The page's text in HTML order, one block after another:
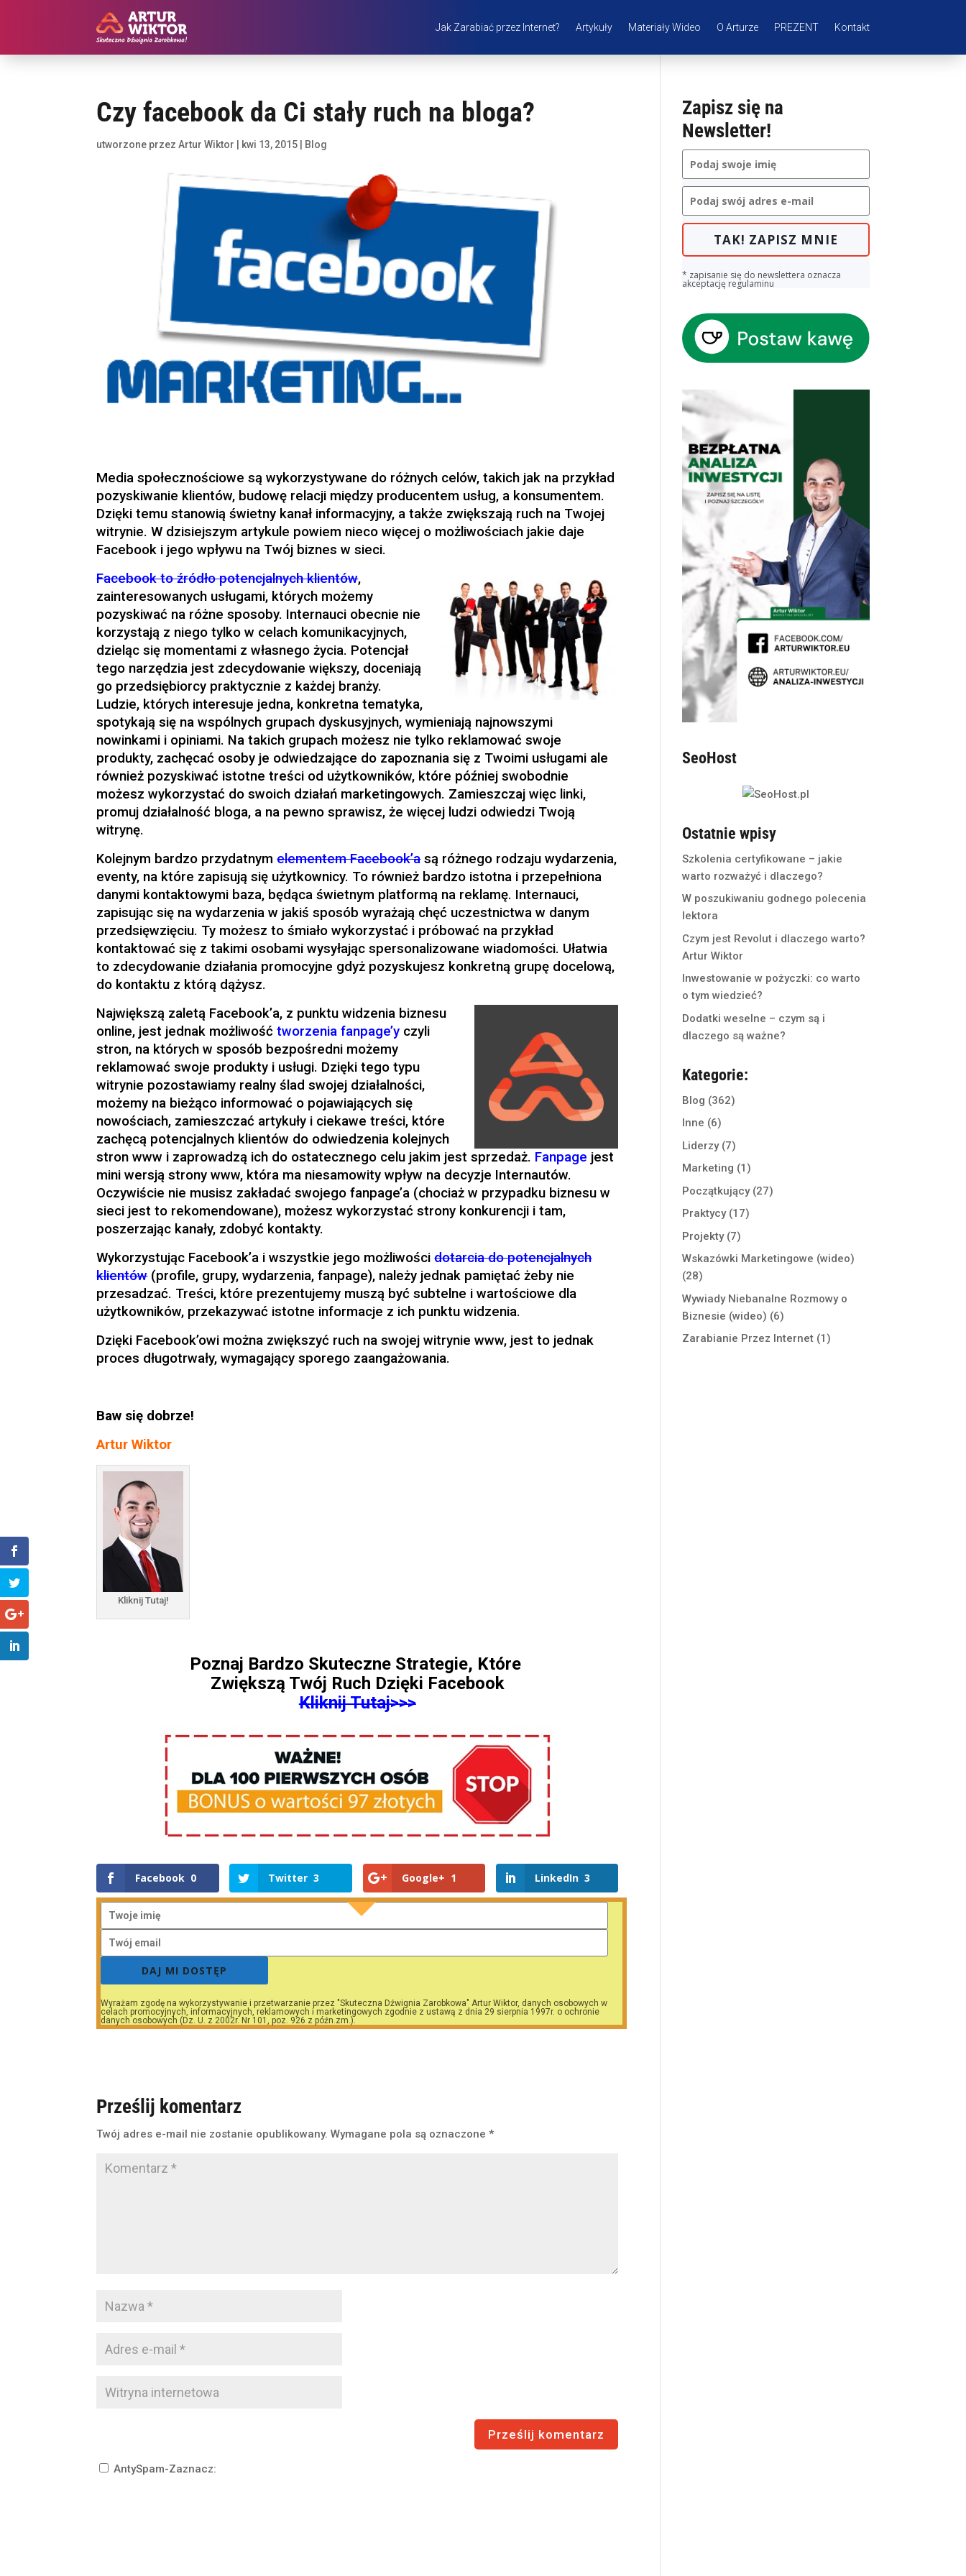
Jak Zarabiać przez Internet? Artykuły Materiały Wideo O Arturze PREZENT Kontakt
Czy facebook da Ci stały ruch na bloga?
utworzone przezArtur Wiktor kwi 13, 2015 Blog
Media społecznościowe są wykorzystywane do różnych celów, takich jak na przykład
pozyskiwanie klientów, budowę relacji między producentem usług, a konsumentem.
Dzięki temu stanowią świetny kanał informacyjny, a także zwiększają ruch na Twojej
witrynie. W dzisiejszym artykule powiem nieco więcej o możliwościach jakie daje
Facebook i jego wpływu na Twój biznes w sieci.
Facebook to źródło potencjalnych klientów,
zainteresowanych usługami, których możemy
pozyskiwać na różne sposoby. Internauci obecnie nie
korzystają z niego tylko w celach komunikacyjnych,
dzieląc się momentami z własnego życia. Potencjał
tego narzędzia jest zdecydowanie większy, doceniają
go przedsiębiorcy praktycznie z każdej branży.
Ludzie, których interesuje jedna, konkretna tematyka,
spotykają się na wspólnych grupach dyskusyjnych, wymieniają najnowszymi
nowinkami i opiniami. Na takich grupach możesz nie tylko reklamować swoje
produkty, zachęcać osoby je odwiedzające do zapoznania się z Twoimi usługami ale
również pozyskiwać istotne treści od użytkowników, które później swobodnie
możesz wykorzystać do swoich działań marketingowych. Zamieszczaj więc linki,
promuj działalność bloga, a na pewno sprawisz, że więcej ludzi odwiedzi Twoją
witrynę.
Kolejnym bardzo przydatnymelementem Facebook’asą różnego rodzaju wydarzenia,
eventy, na które zapisują się użytkownicy. To również bardzo istotna i przepełniona
danymi kontaktowymi baza, będąca świetnym platformą na reklamę. Internauci,
zapisując się na wydarzenia w jakiś sposób wyrażają chęć uczestnictwa w danym
przedsięwzięciu. Ty możesz to śmiało wykorzystać i próbować na przykład
kontaktować się z takimi osobami wysyłając spersonalizowane wiadomości. Ułatwia
to zdecydowanie działania promocyjne gdyż pozyskujesz konkretną grupę docelową,
do kontaktu z którą dążysz.
Największą zaletą Facebook’a, z punktu widzenia biznesu
online, jest jednak możliwośćtworzenia fanpage’y czyli
stron, na których w sposób bezpośredni możemy
reklamować swoje produkty i usługi. Dzięki tego typu
witrynie pozostawiamy realny ślad swojej działalności,
możemy na bieżąco informować o pojawiających się
nowościach, zamieszczać artykuły i ciekawe treści, które
zachęcą potencjalnych klientów do odwiedzenia kolejnych
stron www i zaprowadzą ich do ostatecznego celu jakim jest sprzedaż. Fanpage jest
mini wersją strony www, która ma niesamowity wpływ na decyzje Internautów.
Oczywiście nie musisz zakładać swojego fanpage’a (chociaż w przypadku biznesu w
sieci jest to rekomendowane), możesz wykorzystać strony konkurencji i tam,
poszerzając kanały, zdobyć kontakty.
Wykorzystując Facebook’a i wszystkie jego możliwościdotarcia do potencjalnych
klientów(profile, grupy, wydarzenia, fanpage), należy jednak pamiętać żeby nie
przesadzać. Treści, które prezentujemy muszą być subtelne i wartościowe dla
użytkowników, przekazywać istotne informacje z ich punktu widzenia.
Dzięki Facebook’owi można zwiększyć ruch na swojej witrynie www, jest to jednak
proces długotrwały, wymagający sporego zaangażowania.
Baw się dobrze!
Artur Wiktor
Kliknij Tutaj!
Poznaj Bardzo Skuteczne Strategie, Które
Zwiększą Twój Ruch Dzięki Facebook
Kliknij Tutaj>>>
Facebook 0 Twitter 3 Google+ 1 LinkedIn 3
DAJ MI DOSTĘP
Wyrażam zgodę na wykorzystywanie i przetwarzanie przez "Skuteczna Dźwignia Zarobkowa" Artur Wiktor, danych osobowych w
celach promocyjnych, informacyjnych, reklamowych i marketingowych zgodnie z ustawą z dnia 29 sierpnia 1997r. o ochronie
danych osobowych (Dz. U. z 2002r. Nr 101, poz. 926 z późn.zm.).
Prześlij komentarz
Twój adres e-mail nie zostanie opublikowany. Wymagane pola są oznaczone*
AntySpam-Zaznacz:
Zapisz się na
Newsletter!
TAK! ZAPISZ MNIE
* zapisanie się do newslettera oznacza
akceptację regulaminu
SeoHost
Ostatnie wpisy
Szkolenia certyfikowane – jakie
warto rozważyć i dlaczego?
W poszukiwaniu godnego polecenia
lektora
Czym jest Revolut i dlaczego warto?
Artur Wiktor
Inwestowanie w pożyczki: co warto
o tym wiedzieć?
Dodatki weselne – czym są i
dlaczego są ważne?
Kategorie:
Blog (362)
Inne (6)
Liderzy(7)
Marketing (1)
Początkujący(27)
Praktycy(17)
Projekty(7)
Wskazówki Marketingowe (wideo)
(28)
Wywiady Niebanalne Rozmowy o
Biznesie (wideo) (6)
Zarabianie Przez Internet (1)